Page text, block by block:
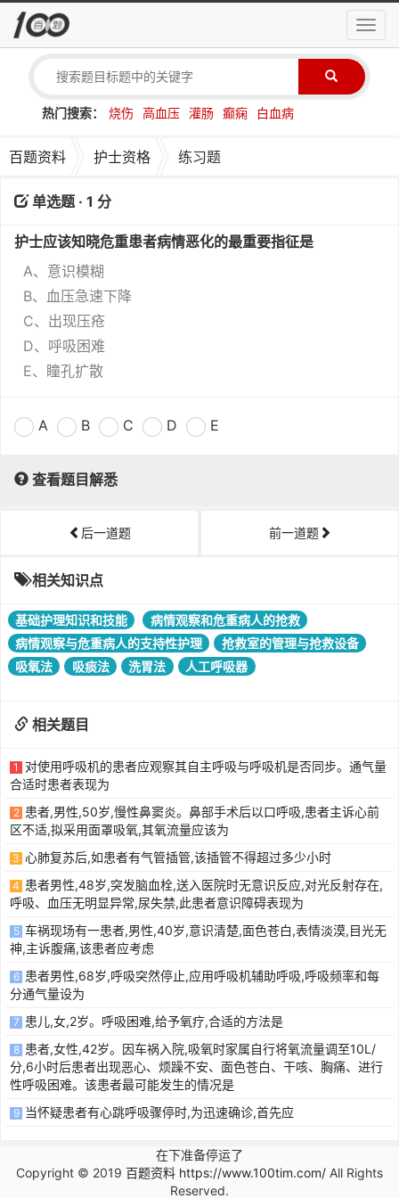
导
航
热门搜索： 烧伤 高血压 灌肠 癫痫 白血病
百题资料 护士资格 练习题
单选题 · 1 分
护士应该知晓危重患者病情恶化的最重要指征是
A、意识模糊
B、血压急速下降
C、出现压疮
D、呼吸困难
E、瞳孔扩散
A B C D E
查看题目解悉
后一道题 前一道题
相关知识点
基础护理知识和技能
病情观察和危重病人的抢救
病情观察与危重病人的支持性护理
抢救室的管理与抢救设备
吸氧法
吸痰法 洗胃法 人工呼吸器
相关题目
1
对使用呼吸机的患者应观察其自主呼吸与呼吸机是否同步。通气量
合适时患者表现为
2 患者,男性,50岁,慢性鼻窦炎。鼻部手术后以口呼吸,患者主诉心前
区不适,拟采用面罩吸氧,其氧流量应该为
3 心肺复苏后,如患者有气管插管,该插管不得超过多少小时
4 患者男性,48岁,突发脑血栓,送入医院时无意识反应,对光反射存在,
呼吸、血压无明显异常,尿失禁,此患者意识障碍表现为
5 车祸现场有一患者,男性,40岁,意识清楚,面色苍白,表情淡漠,目光无
神,主诉腹痛,该患者应考虑
6 患者男性,68岁,呼吸突然停止,应用呼吸机辅助呼吸,呼吸频率和每
分通气量设为
7 患儿,女,2岁。呼吸困难,给予氧疗,合适的方法是
8 患者,女性,42岁。因车祸入院,吸氧时家属自行将氧流量调至10L/
分,6小时后患者出现恶心、烦躁不安、面色苍白、干咳、胸痛、进行
性呼吸困难。该患者最可能发生的情况是
9 当怀疑患者有心跳呼吸骤停时,为迅速确诊,首先应
在下准备停运了
Copyright © 2019 百题资料 https://www.100tim.com/ All Rights
Reserved.